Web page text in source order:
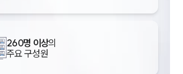
260명 이상의
주요 구성원